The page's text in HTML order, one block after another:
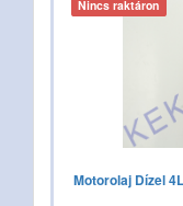
Nincs raktáron
Motorolaj Dízel